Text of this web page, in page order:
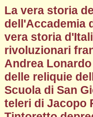
La vera storia
dell'Accademia
vera storia
rivoluzionari
Andrea
delle reliquie
Scuola di San
teleri di Jacopo